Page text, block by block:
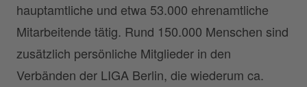
hauptamtliche und etwa 53.000 ehrenamtliche
Mitarbeitende tätig. Rund 150.000 Menschen sind
zusätzlich persönliche Mitglieder in den
Verbänden der LIGA Berlin, die wiederum ca.